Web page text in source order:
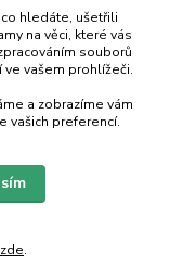
hledáte, ušetřili
na věci, které vás
souborů
vašem prohlížeči.
a zobrazíme vám
vašich preferencí.
zde.